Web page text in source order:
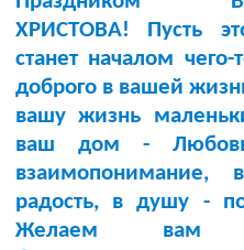
ХРИСТОВА! Пусть
станет началом чего-
доброго в вашей
вашу жизнь
ваш дом -
радость, в душу -
Желаем вам